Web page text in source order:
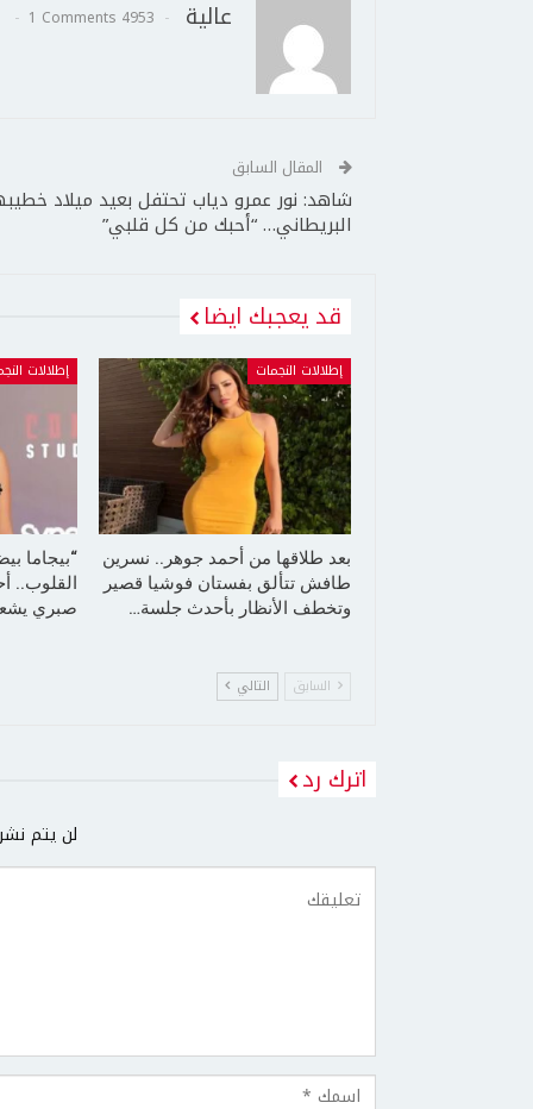
عالية 4953 Posts
1 Comments
المقال السابق
شاهد: نور عمرو دياب تحتفل بعيد ميلاد
البريطاني… “أحبك من كل قلبي”
قد يعجبك ايضا
إطلالات النجمات
بعد طلاقها من أحمد جوهر.. نسرين
طافش تتألق بفستان فوشيا قصير
وتخطف الأنظار بأحدث جلسة…
إطلالات
“بيجاما
القلوب..
صبري
السابق التالي
اترك رد
لن يتم